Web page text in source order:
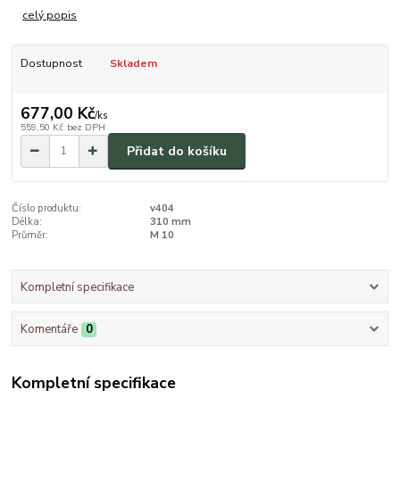
celý popis
Dostupnost Skladem
677,00 Kč/ks
559,50 Kč bez DPH
Přidat do košíku
Číslo produktu:
v404
Délka:
310 mm
Průměr:
M 10
Kompletní specifikace
Komentáře 0
Kompletní specifikace